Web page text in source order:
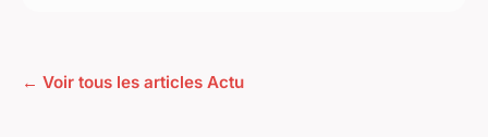
← Voir tous les articles Actu